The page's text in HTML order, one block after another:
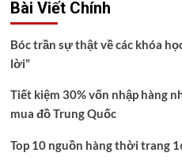
Bài Viết Chính
Bóc trần sự thật về các khóa
lời”
Tiết kiệm 30% vốn nhập hàng
mua đồ Trung Quốc
Top 10 nguồn hàng thời trang